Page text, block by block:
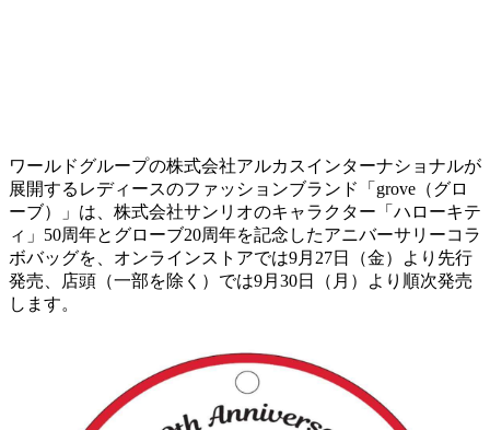
ワールドグループの株式会社アルカスインターナショナルが
展開するレディースのファッションブランド「grove（グロ
ーブ）」は、株式会社サンリオのキャラクター「ハローキテ
ィ」50周年とグローブ20周年を記念したアニバーサリーコラ
ボバッグを、オンラインストアでは9月27日（金）より先行
発売、店頭（一部を除く）では9月30日（月）より順次発売
します。